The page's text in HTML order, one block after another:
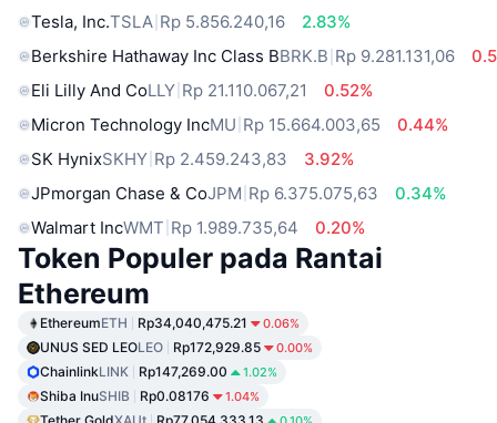
Tesla, Inc.TSLA Rp 5.856.240,16
2.83%
Berkshire Hathaway Inc Class BBRK.B Rp 9.281.131,06
Eli Lilly And CoLLY Rp 21.110.067,21
0.52%
Micron Technology IncMU Rp 15.664.003,65
0.44%
SK HynixSKHY Rp 2.459.243,83
3.92%
JPmorgan Chase & CoJPM Rp 6.375.075,63
0.34%
Walmart IncWMT Rp 1.989.735,64 0.20%
Token Populer pada Rantai
Ethereum
EthereumETH Rp34,040,475.21 0.06%
UNUS SED LEOLEO Rp172,929.85 0.00%
ChainlinkLINK Rp147,269.00 1.02%
Shiba InuSHIB Rp0.08176 1.04%